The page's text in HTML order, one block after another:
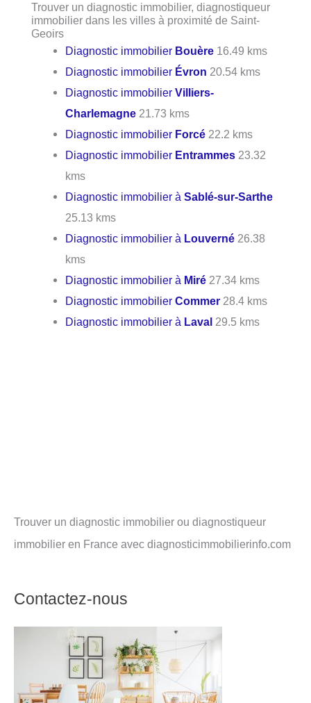
Trouver un diagnostic immobilier, diagnostiqueur
immobilier dans les villes à proximité de Saint-
Geoirs
Diagnostic immobilier Bouère 16.49 kms
Diagnostic immobilier Évron 20.54 kms
Diagnostic immobilierVilliers-
Charlemagne 21.73 kms
Diagnostic immobilier Forcé 22.2 kms
Diagnostic immobilier Entrammes 23.32
kms
Diagnostic immobilier àSablé-sur-Sarthe
25.13 kms
Diagnostic immobilier à Louverné 26.38
kms
Diagnostic immobilier à Miré 27.34 kms
Diagnostic immobilierCommer 28.4 kms
Diagnostic immobilier à Laval 29.5 kms
Trouver un diagnostic immobilier ou diagnostiqueur
immobilier en France avec diagnosticimmobilierinfo.com
Contactez-nous